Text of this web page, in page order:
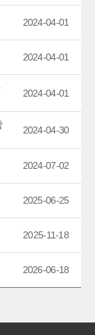
2024-04-01
2024-04-01
2024-04-01
2024-04-30
2024-07-02
2025-06-25
2025-11-18
2026-06-18